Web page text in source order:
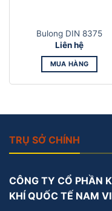
Bulong DIN 8375
Liên hệ
MUA HÀNG
TRỤ SỞ CHÍNH
CÔNG TY CỔ PHẦN
KHÍ QUỐC TẾ NAM